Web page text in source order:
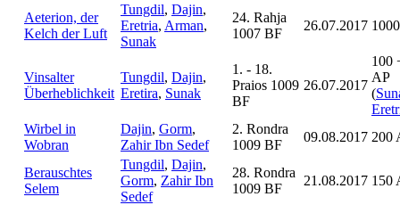
Aeterion, der
Kelch der Luft
Tungdil, Dajin,
Eretria, Arman,
Sunak
24. Rahja
1007 BF
26.07.2017
Vinsalter
Überheblichkeit
Tungdil, Dajin,
Eretira, Sunak
1. - 18.
Praios 1009
BF
26.07.2017
100
AP
(
Wirbel in
Wobran
Dajin, Gorm,
Zahir Ibn Sedef
2. Rondra
1009 BF
09.08.2017 200
Berauschtes
Selem
Tungdil, Dajin,
Gorm, Zahir Ibn
Sedef
28. Rondra
1009 BF
21.08.2017 150